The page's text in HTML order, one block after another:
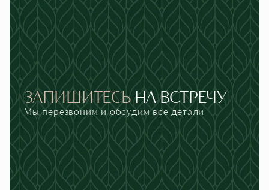
ЗАПИШИТЕСЬНАВСТРЕЧУ
Мы перезвоним и обсудим все детали
Телефон